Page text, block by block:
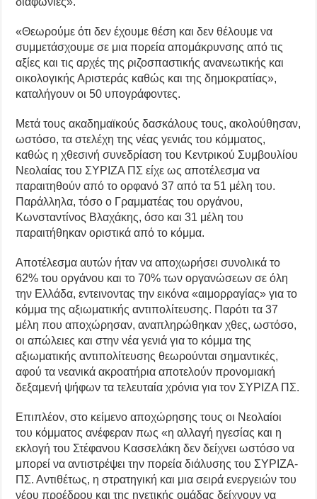
«Θεωρούμε ότι δεν έχουμε θέση και δεν θέλουμε να
συμμετάσχουμε σε μια πορεία απομάκρυνσης από τις
αξίες και τις αρχές της ριζοσπαστικής ανανεωτικής και
οικολογικής Αριστεράς καθώς και της δημοκρατίας»,
καταλήγουν οι 50 υπογράφοντες.
Μετά τους ακαδημαϊκούς δασκάλους τους, ακολούθησαν,
ωστόσο, τα στελέχη της νέας γενιάς του κόμματος,
καθώς η χθεσινή συνεδρίαση του Κεντρικού Συμβουλίου
Νεολαίας του ΣΥΡΙΖΑ ΠΣ είχε ως αποτέλεσμα να
παραιτηθούν από το ορφανό 37 από τα 51 μέλη του.
Παράλληλα, τόσο ο Γραμματέας του οργάνου,
Κωνσταντίνος Βλαχάκης, όσο και 31 μέλη του
παραιτήθηκαν οριστικά από το κόμμα.
Αποτέλεσμα αυτών ήταν να αποχωρήσει συνολικά το
62% του οργάνου και το 70% των οργανώσεων σε όλη
την Ελλάδα, εντεινοντας την εικόνα «αιμορραγίας» για το
κόμμα της αξιωματικής αντιπολίτευσης. Παρότι τα 37
μέλη που αποχώρησαν, αναπληρώθηκαν χθες, ωστόσο,
οι απώλειες και στην νέα γενιά για το κόμμα της
αξιωματικής αντιπολίτευσης θεωρούνται σημαντικές,
αφού τα νεανικά ακροατήρια αποτελούν προνομιακή
δεξαμενή ψήφων τα τελευταία χρόνια για τον ΣΥΡΙΖΑ ΠΣ.
Επιπλέον, στο κείμενο αποχώρησης τους οι Νεολαίοι
του κόμματος ανέφεραν πως «η αλλαγή ηγεσίας και η
εκλογή του Στέφανου Κασσελάκη δεν δείχνει ωστόσο να
μπορεί να αντιστρέψει την πορεία διάλυσης του ΣΥΡΙΖΑ-
ΠΣ. Αντιθέτως, η στρατηγική και μια σειρά ενεργειών του
νέου προέδρου και της ηγετικής ομάδας δείχνουν να